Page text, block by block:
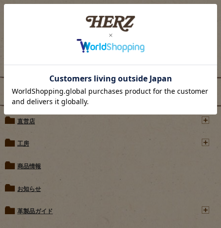
ブログカテゴリー
直営店
工房
商品情報
お知らせ
革製品ガイド